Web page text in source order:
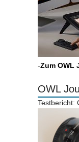
-Zum OWL
OWL
Testbericht: